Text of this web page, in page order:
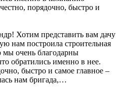
порядочно, быстро и
Хотим представить вам дачу
нам построила строительная
мы очень благодарны
обратились именно в нее.
быстро и самое главное –
нам бригада,…